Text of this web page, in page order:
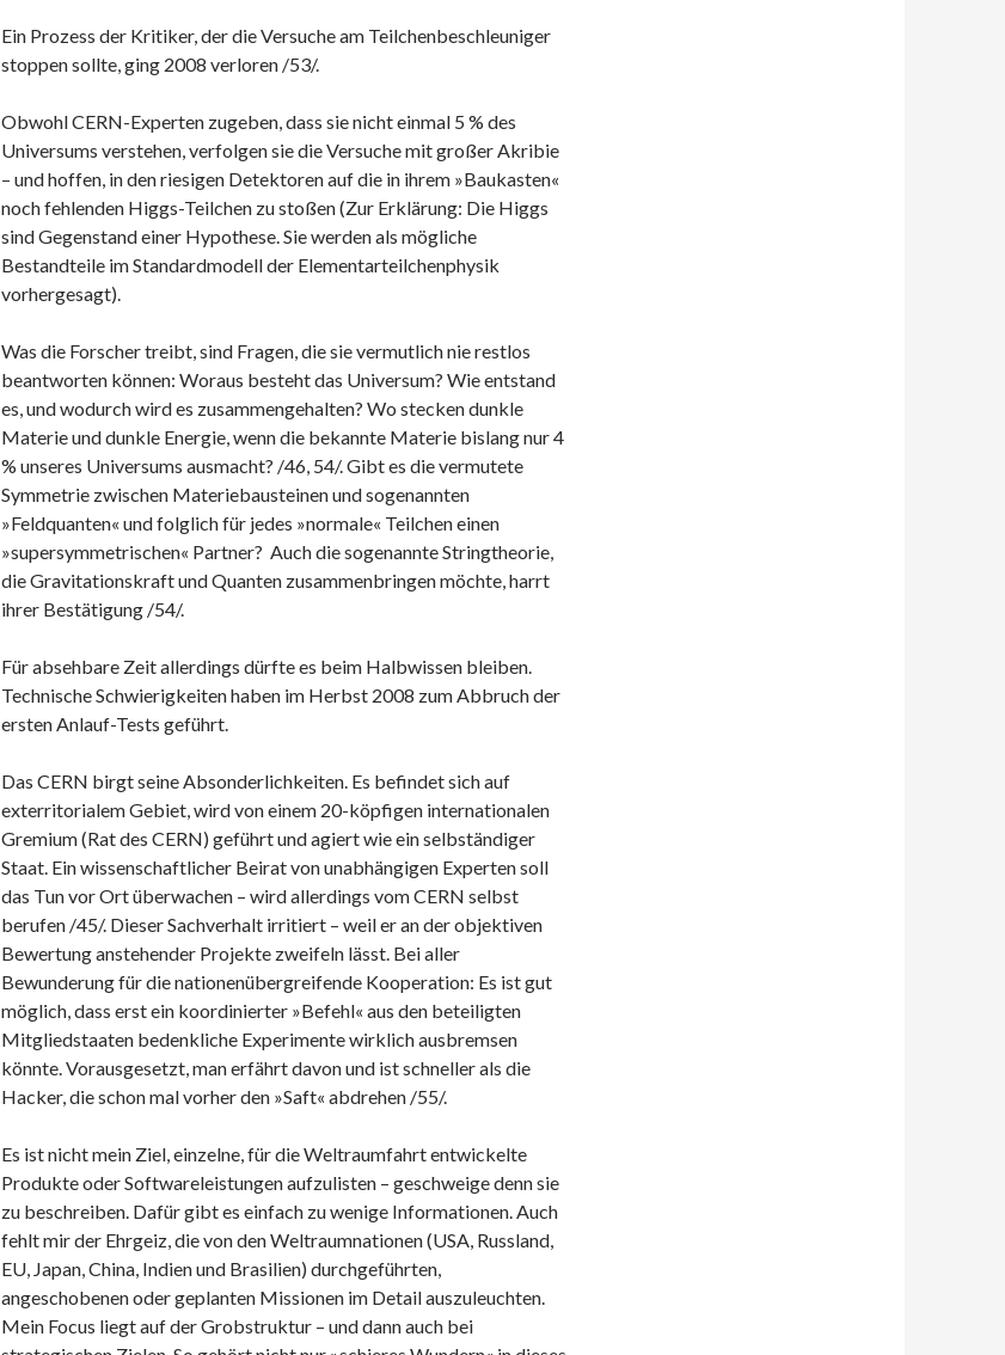
Ein Prozess der Kritiker, der die Versuche am Teilchenbeschleuniger
stoppen sollte, ging 2008 verloren /53/.
Obwohl CERN-Experten zugeben, dass sie nicht einmal 5 % des
Universums verstehen, verfolgen sie die Versuche mit großer Akribie
– und hoffen, in den riesigen Detektoren auf die in ihrem »Baukasten«
noch fehlenden Higgs-Teilchen zu stoßen (Zur Erklärung: Die Higgs
sind Gegenstand einer Hypothese. Sie werden als mögliche
Bestandteile im Standardmodell der Elementarteilchenphysik
vorhergesagt).
Was die Forscher treibt, sind Fragen, die sie vermutlich nie restlos
beantworten können: Woraus besteht das Universum? Wie entstand
es, und wodurch wird es zusammengehalten? Wo stecken dunkle
Materie und dunkle Energie, wenn die bekannte Materie bislang nur 4
% unseres Universums ausmacht? /46, 54/. Gibt es die vermutete
Symmetrie zwischen Materiebausteinen und sogenannten
»Feldquanten« und folglich für jedes »normale« Teilchen einen
»supersymmetrischen« Partner? Auch die sogenannte Stringtheorie,
die Gravitationskraft und Quanten zusammenbringen möchte, harrt
ihrer Bestätigung /54/.
Für absehbare Zeit allerdings dürfte es beim Halbwissen bleiben.
Technische Schwierigkeiten haben im Herbst 2008 zum Abbruch der
ersten Anlauf-Tests geführt.
Das CERN birgt seine Absonderlichkeiten. Es befindet sich auf
exterritorialem Gebiet, wird von einem 20-köpfigen internationalen
Gremium (Rat des CERN) geführt und agiert wie ein selbständiger
Staat. Ein wissenschaftlicher Beirat von unabhängigen Experten soll
das Tun vor Ort überwachen – wird allerdings vom CERN selbst
berufen /45/. Dieser Sachverhalt irritiert – weil er an der objektiven
Bewertung anstehender Projekte zweifeln lässt. Bei aller
Bewunderung für die nationenübergreifende Kooperation: Es ist gut
möglich, dass erst ein koordinierter »Befehl« aus den beteiligten
Mitgliedstaaten bedenkliche Experimente wirklich ausbremsen
könnte. Vorausgesetzt, man erfährt davon und ist schneller als die
Hacker, die schon mal vorher den »Saft« abdrehen /55/.
Es ist nicht mein Ziel, einzelne, für die Weltraumfahrt entwickelte
Produkte oder Softwareleistungen aufzulisten – geschweige denn sie
zu beschreiben. Dafür gibt es einfach zu wenige Informationen. Auch
fehlt mir der Ehrgeiz, die von den Weltraumnationen (USA, Russland,
EU, Japan, China, Indien und Brasilien) durchgeführten,
angeschobenen oder geplanten Missionen im Detail auszuleuchten.
Mein Focus liegt auf der Grobstruktur – und dann auch bei